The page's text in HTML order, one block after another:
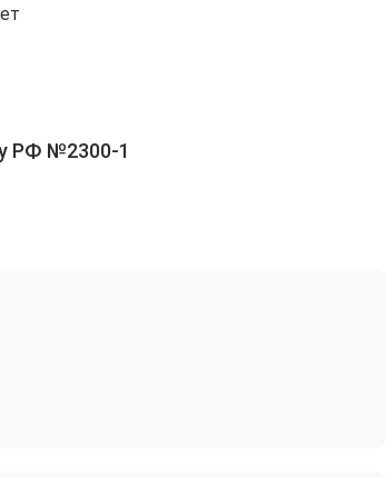
РФ №2300-1